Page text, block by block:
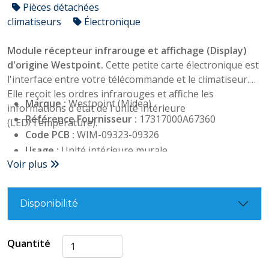
Pièces détachées
climatiseurs
Électronique
Module récepteur infrarouge et affichage (Display)
d'origine Westpoint. Cette petite carte électronique est
l'interface entre votre télécommande et le climatiseur.
Elle reçoit les ordres infrarouges et affiche les
informations d'état de l'unité intérieure
(LED/Température).
Marque : Westpoint (Midea)
Référence Fournisseur : 17317000A67360
Code PCB : WIM-09323-09326
Usage : Unité intérieure murale
Voir plus
Disponibilité
Quantité